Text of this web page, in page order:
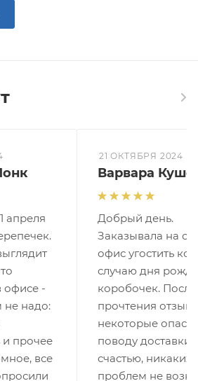
апреля
офисе -
не надо:
и прочее
все
21 ОКТЯБРЯ 2024
Варвара
Добрый день.
Заказывала на
офис угостить
случаю дня
коробочек. После
прочтения
некоторые
поводу доставки.
счастью, никаких
проблем не